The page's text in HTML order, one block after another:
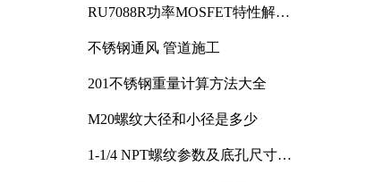
RU7088R功率MOSFET特性解析
不锈钢通风 管道施工
201不锈钢重量计算方法大全
M20螺纹大径和小径是多少
1-1/4 NPT螺纹参数及底孔尺寸详